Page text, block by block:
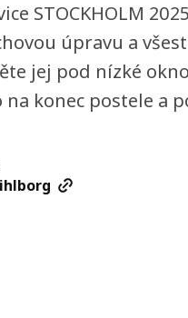
STOCKHOLM
úpravu a
jej pod nízké
konec postele a